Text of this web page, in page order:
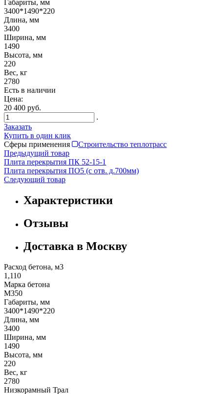
Габариты, мм
3400*1490*220
Длина, мм
3400
Ширина, мм
1490
Высота, мм
220
Вес, кг
2780
Есть в наличии
Цена:
20 400 руб.
.
Заказать
Купить в один клик
Сферы применения
Строительство теплотрасс
Предыдущий товар
Плита перекрытия ПК 52-15-1
Плита перекрытия ПО5 (с отв. д.700мм)
Следующий товар
Характеристики
Отзывы
Доставка в Москву
Расход бетона, м3
1,110
Марка бетона
М350
Габариты, мм
3400*1490*220
Длина, мм
3400
Ширина, мм
1490
Высота, мм
220
Вес, кг
2780
Низкорамный Трал